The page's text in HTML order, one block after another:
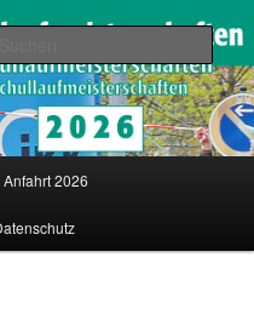
in Merzig
Anfahrt 2026